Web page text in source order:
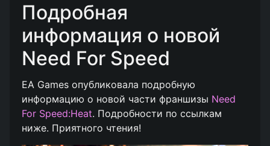
Подробная
информация о новой
Need For Speed
EA Games опубликовала подробную
информацию о новой части франшизы Need
For Speed:Heat. Подробности по ссылкам
ниже. Приятного чтения!